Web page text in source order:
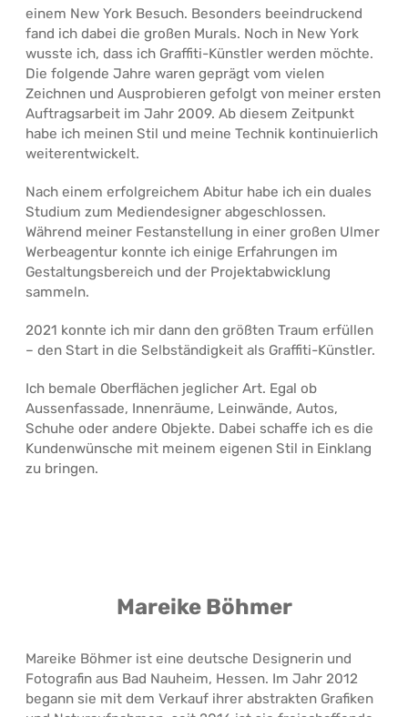
einem New York Besuch. Besonders beeindruckend
fand ich dabei die großen Murals. Noch in New York
wusste ich, dass ich Graffiti-Künstler werden möchte.
Die folgende Jahre waren geprägt vom vielen
Zeichnen und Ausprobieren gefolgt von meiner ersten
Auftragsarbeit im Jahr 2009. Ab diesem Zeitpunkt
habe ich meinen Stil und meine Technik kontinuierlich
weiterentwickelt.
Nach einem erfolgreichem Abitur habe ich ein duales
Studium zum Mediendesigner abgeschlossen.
Während meiner Festanstellung in einer großen Ulmer
Werbeagentur konnte ich einige Erfahrungen im
Gestaltungsbereich und der Projektabwicklung
sammeln.
2021 konnte ich mir dann den größten Traum erfüllen
– den Start in die Selbständigkeit als Graffiti-Künstler.
Ich bemale Oberflächen jeglicher Art. Egal ob
Aussenfassade, Innenräume, Leinwände, Autos,
Schuhe oder andere Objekte. Dabei schaffe ich es die
Kundenwünsche mit meinem eigenen Stil in Einklang
zu bringen.
Mareike Böhmer
Mareike Böhmer ist eine deutsche Designerin und
Fotografin aus Bad Nauheim, Hessen. Im Jahr 2012
begann sie mit dem Verkauf ihrer abstrakten Grafiken